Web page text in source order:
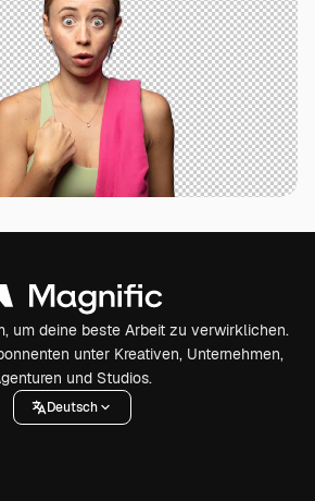
um deine beste Arbeit zu verwirklichen.
unter Kreativen, Unternehmen,
und Studios.
Deutsch